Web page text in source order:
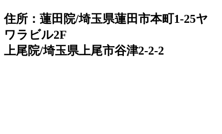
住所：蓮田院/埼玉県蓮田市本町1-25ヤ
ワラビル2F
上尾院/埼玉県上尾市谷津2-2-2